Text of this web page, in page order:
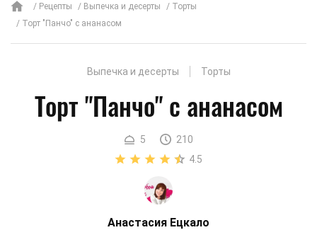
Рецепты Выпечка и десерты
Торты
Торт "Панчо" с ананасом
Выпечка и десерты Торты
Торт "Панчо" с ананасом
5
210
4.5
Анастасия Ецкало